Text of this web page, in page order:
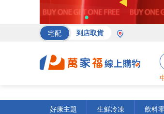
宅配 到店取貨
好康主題
生鮮冷凍 飲料